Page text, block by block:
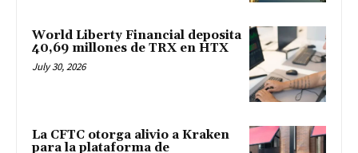
World Liberty Financial deposita
40,69 millones de TRX en HTX
July 30, 2026
La CFTC otorga alivio a Kraken
para la plataforma de